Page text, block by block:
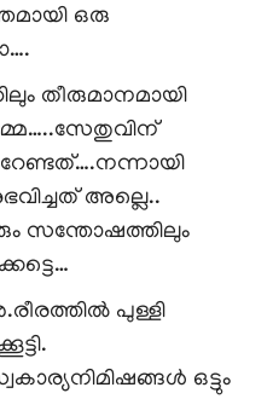
ഒരു
തീരുമാനമായി
അല്ലെ..
സന്തോഷത്തിലും
പുള്ളി
ഒട്ടും